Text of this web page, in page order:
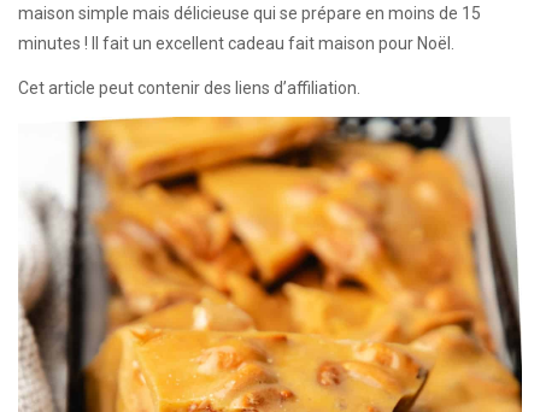
maison simple mais délicieuse qui se prépare en moins de 15
minutes ! Il fait un excellent cadeau fait maison pour Noël.
Cet article peut contenir des liens d’affiliation.